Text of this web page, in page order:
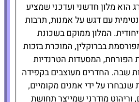
להזמנת
לחצו
כאן
הוא מלון חדשני ועדכני שמציע
עם דגש על אמנות, תרבות
המלון ממוקם בשכונת
בברוקלין, המוכרת בזכות
הפורחת, המסעדות הטרנדיות
שבה. החדרים מעוצבים בקפידה
על ידי אמנים מקומיים,
וריהוט מודרני שמייצר תחושת